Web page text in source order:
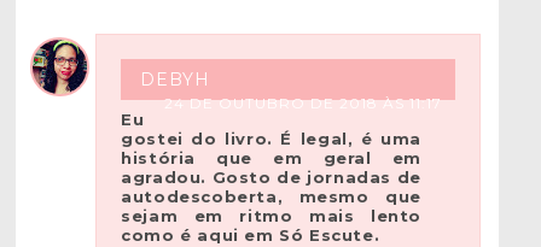
DEBYH
24 DE OUTUBRO DE 2018 ÀS 11:17
Eu
gostei do livro. É legal, é uma
história que em geral em
agradou. Gosto de jornadas de
autodescoberta, mesmo que
sejam em ritmo mais lento
como é aqui em Só Escute.